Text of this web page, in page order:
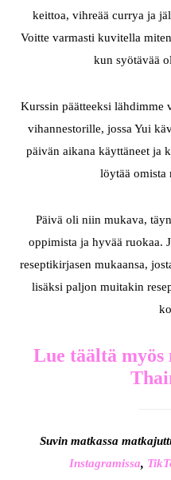
keittoa, vihreää currya ja
Voitte varmasti kuvitella
kun syötävää
Kurssin päätteeksi
vihannestorille, jossa Yui
päivän aikana käyttäneet ja
löytää omista
Päivä oli niin mukava,
oppimista ja hyvää ruokaa.
reseptikirjasen mukaansa,
lisäksi paljon muitakin
Lue täältä
Suvin matkassa
Instagramissa,